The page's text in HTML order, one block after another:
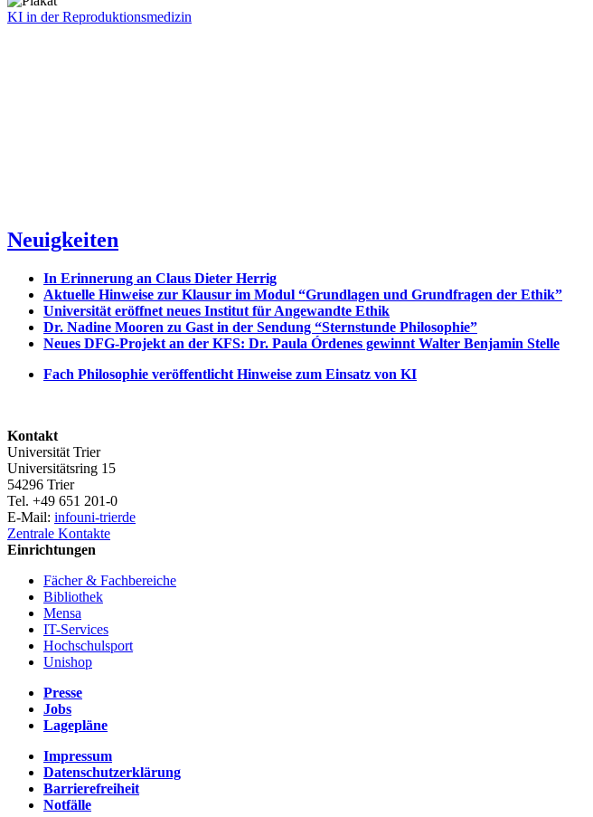
KI in der Reproduktionsmedizin
Neuigkeiten
In Erinnerung an Claus Dieter Herrig
Aktuelle Hinweise zur Klausur im Modul “Grundlagen und Grundfragen der Ethik”
Universität eröffnet neues Institut für Angewandte Ethik
Dr. Nadine Mooren zu Gast in der Sendung “Sternstunde Philosophie”
Neues DFG-Projekt an der KFS: Dr. Paula Órdenes gewinnt Walter Benjamin Stelle
Fach Philosophie veröffentlicht Hinweise zum Einsatz von KI
Kontakt
Universität Trier
Universitätsring 15
54296 Trier
Tel. +49 651 201-0
E-Mail: infouni-trierde
Zentrale Kontakte
Einrichtungen
Fächer & Fachbereiche
Bibliothek
Mensa
IT-Services
Hochschulsport
Unishop
Presse
Jobs
Lagepläne
Impressum
Datenschutzerklärung
Barrierefreiheit
Notfälle